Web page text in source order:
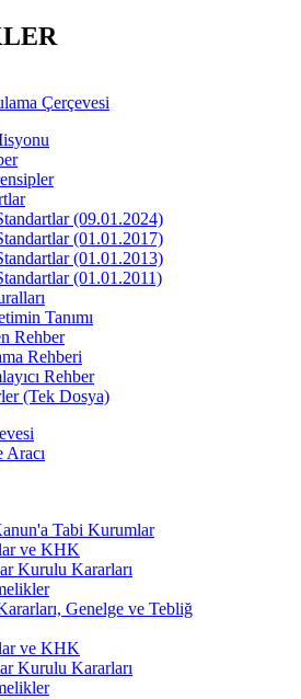
Çerçevesi
(09.01.2024)
(01.01.2017)
(01.01.2013)
(01.01.2011)
Tanımı
Rehber
Rehberi
Rehber
(Tek Dosya)
Tabi Kurumlar
ve KHK
Kurulu Kararları
Genelge ve Tebliğ
ve KHK
Kurulu Kararları